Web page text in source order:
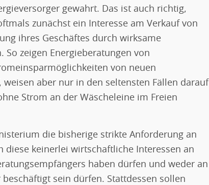
gewahrt. Das ist auch richtig,
zunächst ein Interesse am Verkauf von
ihres Geschäftes durch wirksame
So zeigen Energieberatungen von
von neuen
aber nur in den seltensten Fällen darauf
Strom an der Wäscheleine im Freien
die bisherige strikte Anforderung an
diese keinerlei wirtschaftliche Interessen an
haben dürfen und weder an
sein dürfen. Stattdessen sollen